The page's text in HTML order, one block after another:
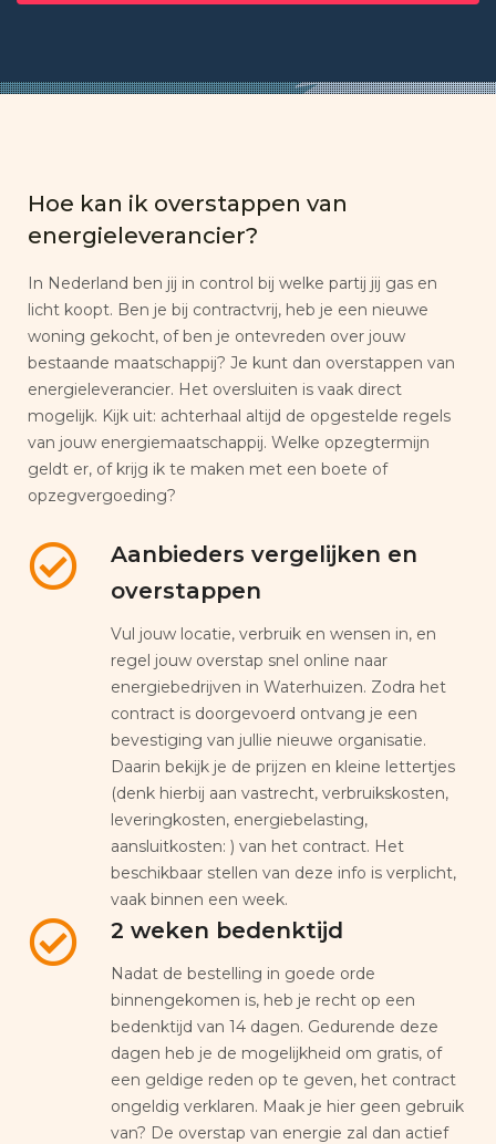
Hoe kan ik overstappen van
energieleverancier?
In Nederland ben jij in control bij welke partij jij gas en
licht koopt. Ben je bij contractvrij, heb je een nieuwe
woning gekocht, of ben je ontevreden over jouw
bestaande maatschappij? Je kunt dan overstappen van
energieleverancier. Het oversluiten is vaak direct
mogelijk. Kijk uit: achterhaal altijd de opgestelde regels
van jouw energiemaatschappij. Welke opzegtermijn
geldt er, of krijg ik te maken met een boete of
opzegvergoeding?
Aanbieders vergelijken en
overstappen
Vul jouw locatie, verbruik en wensen in, en
regel jouw overstap snel online naar
energiebedrijven in Waterhuizen. Zodra het
contract is doorgevoerd ontvang je een
bevestiging van jullie nieuwe organisatie.
Daarin bekijk je de prijzen en kleine lettertjes
(denk hierbij aan vastrecht, verbruikskosten,
leveringkosten, energiebelasting,
aansluitkosten: ) van het contract. Het
beschikbaar stellen van deze info is verplicht,
vaak binnen een week.
2 weken bedenktijd
Nadat de bestelling in goede orde
binnengekomen is, heb je recht op een
bedenktijd van 14 dagen. Gedurende deze
dagen heb je de mogelijkheid om gratis, of
een geldige reden op te geven, het contract
ongeldig verklaren. Maak je hier geen gebruik
van? De overstap van energie zal dan actief